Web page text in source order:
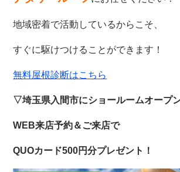
地域密着で活動しているからこそ、
すぐに駆けつけることができます！
無料屋根診断はこちら
▽埼玉県入間市にショールームオープン
WEB来店予約＆ご来店で
QUOカード500円分プレゼント！